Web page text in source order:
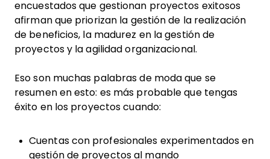
encuestados que gestionan proyectos exitosos
afirman que priorizan la gestión de la realización
de beneficios, la madurez en la gestión de
proyectos y la agilidad organizacional.
Eso son muchas palabras de moda que se
resumen en esto: es más probable que tengas
éxito en los proyectos cuando:
Cuentas con profesionales experimentados en
gestión de proyectos al mando